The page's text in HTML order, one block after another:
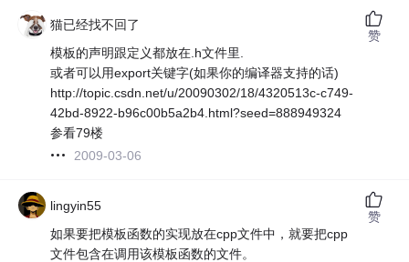
猫已经找不回了
模板的声明跟定义都放在.h文件里.
或者可以用export关键字(如果你的编译器支持的话)
http://topic.csdn.net/u/20090302/18/4320513c-c749-
42bd-8922-b96c00b5a2b4.html?seed=888949324
参看79楼
2009-03-06
赞
lingyin55
如果要把模板函数的实现放在cpp文件中，就要把cpp
文件包含在调用该模板函数的文件。
赞